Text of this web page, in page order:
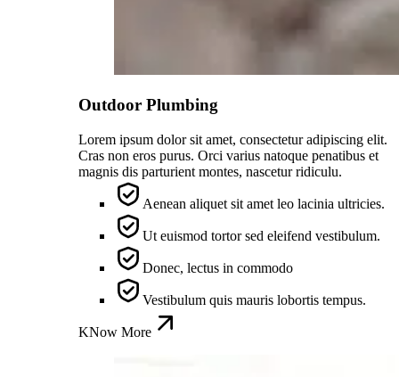
Outdoor Plumbing
Lorem ipsum dolor sit amet, consectetur adipiscing elit.
Cras non eros purus. Orci varius natoque penatibus et
magnis dis parturient montes, nascetur ridiculu.
Aenean aliquet sit amet leo lacinia ultricies.
Ut euismod tortor sed eleifend vestibulum.
Donec, lectus in commodo
Vestibulum quis mauris lobortis tempus.
KNow More